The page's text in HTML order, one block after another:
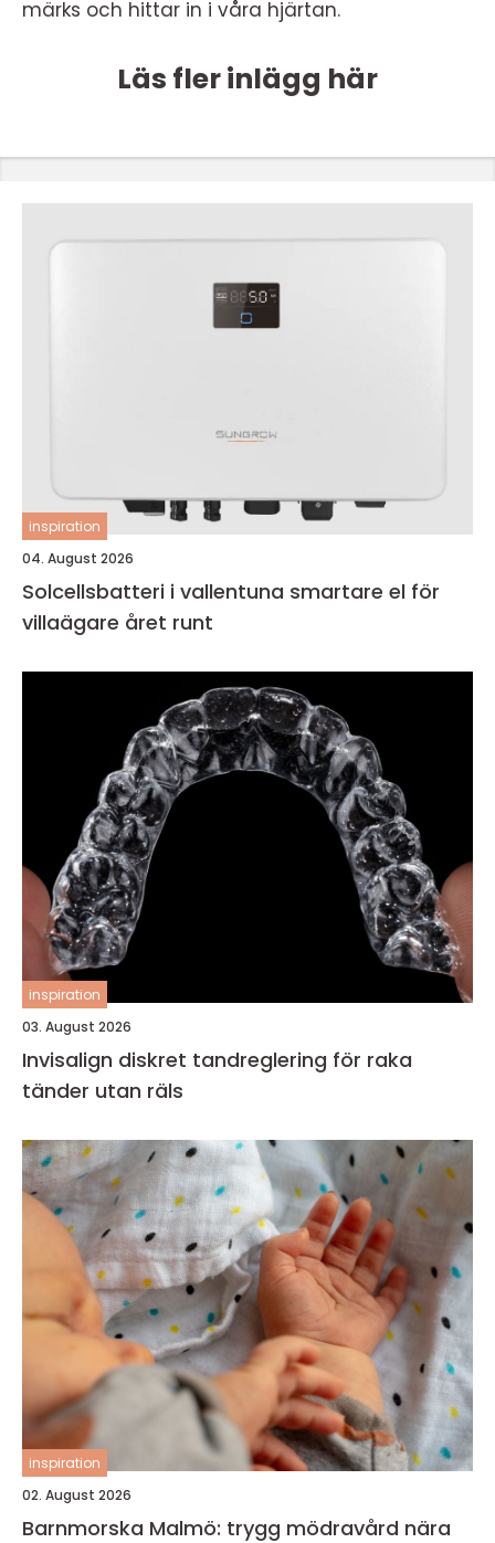
märks och hittar in i våra hjärtan.
Läs fler inlägg här
inspiration
04. August 2026
Solcellsbatteri i vallentuna smartare el för
villaägare året runt
inspiration
03. August 2026
Invisalign diskret tandreglering för raka
tänder utan räls
inspiration
02. August 2026
Barnmorska Malmö: trygg mödravård nära